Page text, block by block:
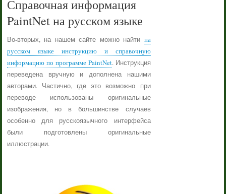
Справочная информация
PaintNet на русском языке
Во-вторых, на нашем сайте можно найти на
русском языке инструкцию и справочную
информацию по программе PaintNet. Инструкция
переведена вручную и дополнена нашими
авторами. Частично, где это возможно при
переводе использованы оригинальные
изображения, но в большинстве случаев
особенно для русскоязычного интерфейса
были подготовлены оригинальные
иллюстрации.